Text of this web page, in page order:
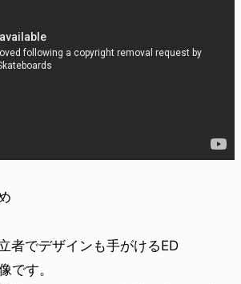
者でデザインも手がけるED
です。